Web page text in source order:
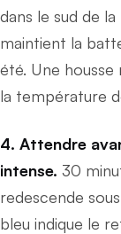
dans le sud de
maintient la
été. Une housse
la température
4. Attendre
intense. 30
redescende
bleu indique le